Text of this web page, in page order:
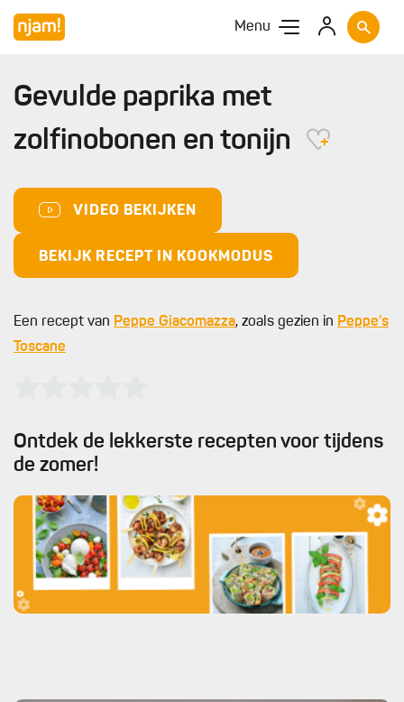
Menu
Gevulde paprika met
zolfinobonen en tonijn
VIDEO BEKIJKEN
BEKIJK RECEPT IN KOOKMODUS
Een recept van Peppe Giacomazza, zoals gezien in Peppe's
Toscane
Ontdek de lekkerste recepten voor tijdens
de zomer!